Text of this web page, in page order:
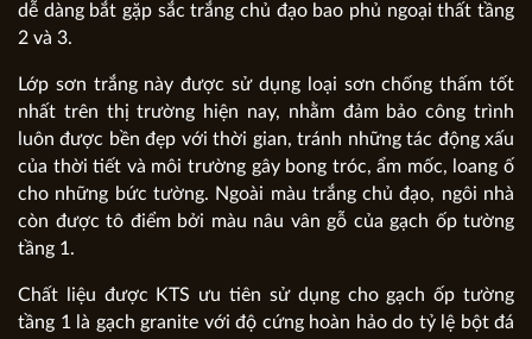
dễ dàng bắt gặp sắc trắng chủ đạo bao phủ ngoại thất tầng
2 và 3.
Lớp sơn trắng này được sử dụng loại sơn chống thấm tốt
nhất trên thị trường hiện nay, nhằm đảm bảo công trình
luôn được bền đẹp với thời gian, tránh những tác động xấu
của thời tiết và môi trường gây bong tróc, ẩm mốc, loang ố
cho những bức tường. Ngoài màu trắng chủ đạo, ngôi nhà
còn được tô điểm bởi màu nâu vân gỗ của gạch ốp tường
tầng 1.
Chất liệu được KTS ưu tiên sử dụng cho gạch ốp tường
tầng 1 là gạch granite với độ cứng hoàn hảo do tỷ lệ bột đá